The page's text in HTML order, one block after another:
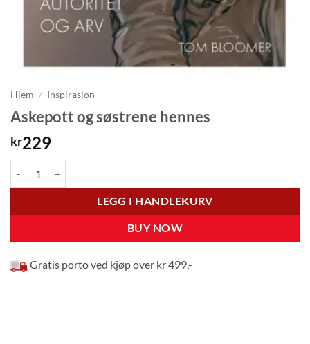
Hjem / Inspirasjon
Askepott og søstrene hennes
kr229
LEGG I HANDLEKURV
BUY NOW
Gratis porto ved kjøp over kr 499,-